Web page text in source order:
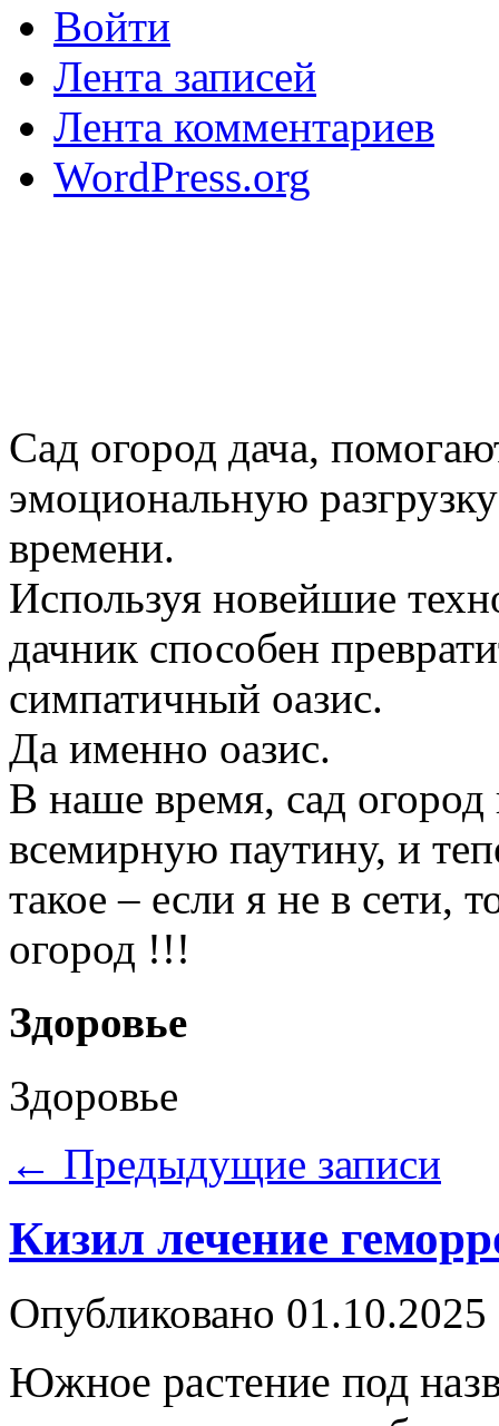
Войти
Лента записей
Лента комментариев
WordPress.org
Сад огород дача,
эмоциональную
времени.
Используя новейшие
дачник способен
симпатичный оазис.
Да именно оазис.
В наше время, сад огород
всемирную паутину, и
такое – если я не в сети,
огород !!!
Здоровье
Здоровье
← Предыдущие записи
Кизил лечение
Опубликовано 01.10.2025
Южное растение под